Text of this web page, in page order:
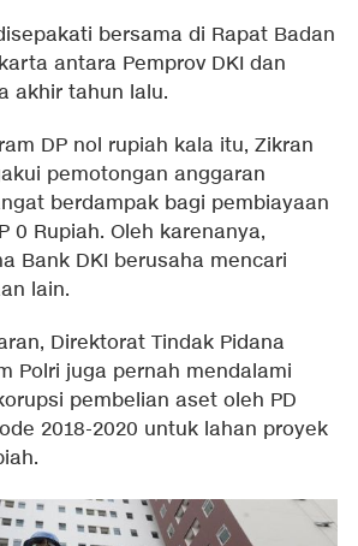
bersama di Rapat Badan
antara Pemprov DKI dan
akhir tahun lalu.
DP nol rupiah kala itu, Zikran
pemotongan anggaran
berdampak bagi pembiayaan
0 Rupiah. Oleh karenanya,
Bank DKI berusaha mencari
lain.
Direktorat Tindak Pidana
Polri juga pernah mendalami
pembelian aset oleh PD
2018-2020 untuk lahan proyek